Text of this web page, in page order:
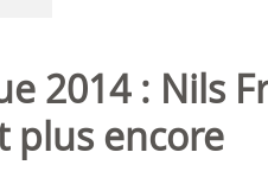
2014 : Nils
plus encore